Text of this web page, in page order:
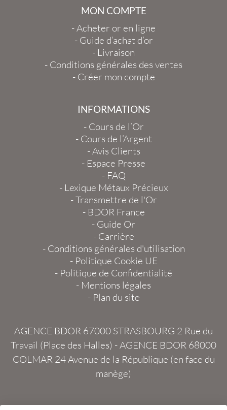
MON COMPTE
-Acheter or en ligne
- Guide d’achat d’or
- Livraison
- Conditions générales des ventes
- Créer mon compte
INFORMATIONS
- Cours de l’Or
- Cours de l’Argent
-Avis Clients
- Espace Presse
- FAQ
- Lexique Métaux Précieux
-Transmettre de l'Or
- BDOR France
- Guide Or
- Carrière
- Conditions générales d'utilisation
- Politique Cookie UE
- Politique de Confidentialité
- Mentions légales
- Plan du site
AGENCE BDOR 67000 STRASBOURG 2 Rue du
Travail (Place des Halles) -AGENCE BDOR 68000
COLMAR 24 Avenue de la République (en face du
manège)